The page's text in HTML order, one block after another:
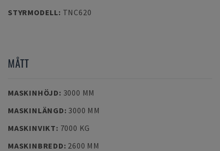
STYRMODELL: TNC620
MÅTT
MASKINHÖJD: 3000 MM
MASKINLÄNGD: 3000 MM
MASKINVIKT: 7000 KG
MASKINBREDD: 2600 MM